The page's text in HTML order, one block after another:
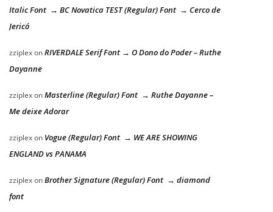
Italic Font → BC Novatica TEST (Regular) Font → Cerco de
Jericó
zziplexonRIVERDALE Serif Font → O Dono do Poder – Ruthe
Dayanne
zziplexonMasterline (Regular) Font → Ruthe Dayanne –
Me deixe Adorar
zziplexon Vogue (Regular) Font → WE ARE SHOWING
ENGLAND vs PANAMA
zziplexonBrother Signature (Regular) Font → diamond
font